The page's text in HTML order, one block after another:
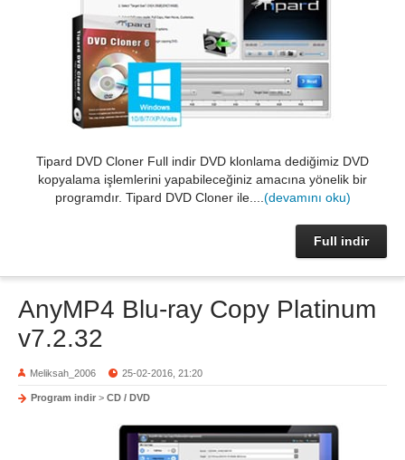
Tipard DVD Cloner Full indir DVD klonlama dediğimiz DVD
kopyalama işlemlerini yapabileceğiniz amacına yönelik bir
programdır. Tipard DVD Cloner ile.... (devamını oku)
Full indir
AnyMP4 Blu-ray Copy Platinum
v7.2.32
Meliksah_2006 25-02-2016, 21:20
Program indir > CD / DVD